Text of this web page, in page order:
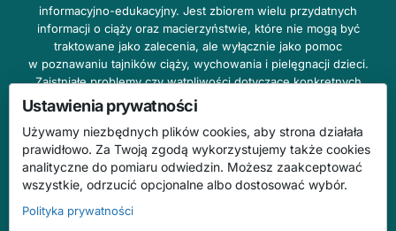
informacyjno-edukacyjny. Jest zbiorem wielu przydatnych
informacji o ciąży oraz macierzyństwie, które nie mogą być
traktowane jako zalecenia, ale wyłącznie jako pomoc
w poznawaniu tajników ciąży, wychowania i pielęgnacji dzieci.
Zaistniałe problemy czy wątpliwości dotyczące konkretnych
przypadków należy bezzwłocznie konsultować z prowadzącym
lekarzem ginekologiem lub innym stosownym specjalistą w danej
dziedzinie. DOBRY DOM nie odpowiada za treść reklam,
nie ponosi również żadnych konsekwencji prawnych ani
odpowiedzialności za następstwa mogące wyniknąć na skutek
zastosowania podanych informacji bez wcześniejszej konsultacji
Ustawienia prywatności
Używamy niezbędnych plików cookies, aby strona działała
prawidłowo. Za Twoją zgodą wykorzystujemy także cookies
analityczne do pomiaru odwiedzin. Możesz zaakceptować
wszystkie, odrzucić opcjonalne albo dostosować wybór.
Polityka prywatności